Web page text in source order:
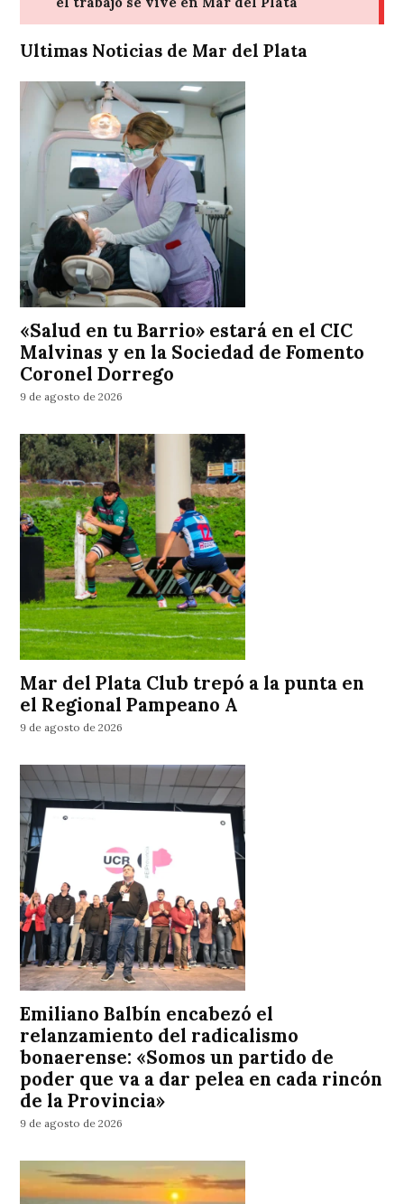
Ultimas Noticias de Mar del Plata
«Salud en tu Barrio» estará en el CIC
Malvinas y en la Sociedad de Fomento
Coronel Dorrego
9 de agosto de 2026
Mar del Plata Club trepó a la punta en
el Regional Pampeano A
9 de agosto de 2026
Emiliano Balbín encabezó el
relanzamiento del radicalismo
bonaerense: «Somos un partido de
poder que va a dar pelea en cada rincón
de la Provincia»
9 de agosto de 2026